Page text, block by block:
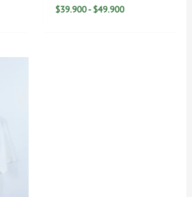
$39.900- $49.900